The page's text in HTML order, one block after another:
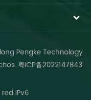
Pengke Technology
粤ICP备2022147843
IPv6